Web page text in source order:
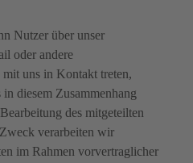
Nutzer über unser
oder andere
uns in Kontakt treten,
diesem Zusammenhang
des mitgeteilten
verarbeiten wir
im Rahmen vorvertraglicher